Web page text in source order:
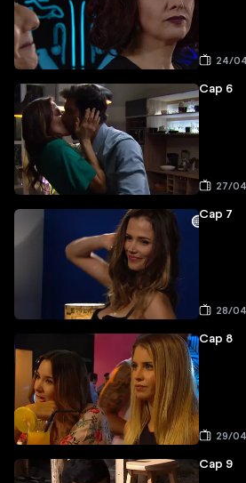
24/
Cap 6
27/
Cap 7
28/
Cap 8
29/
Cap 9